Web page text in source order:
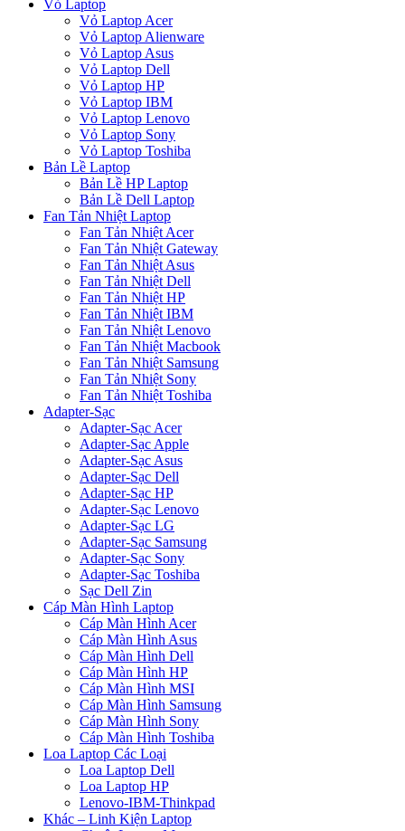
Vỏ Laptop
Vỏ Laptop Acer
Vỏ Laptop Alienware
Vỏ Laptop Asus
Vỏ Laptop Dell
Vỏ Laptop HP
Vỏ Laptop IBM
Vỏ Laptop Lenovo
Vỏ Laptop Sony
Vỏ Laptop Toshiba
Bản Lề Laptop
Bản Lề HP Laptop
Bản Lề Dell Laptop
Fan Tản Nhiệt Laptop
Fan Tản Nhiệt Acer
Fan Tản Nhiệt Gateway
Fan Tản Nhiệt Asus
Fan Tản Nhiệt Dell
Fan Tản Nhiệt HP
Fan Tản Nhiệt IBM
Fan Tản Nhiệt Lenovo
Fan Tản Nhiệt Macbook
Fan Tản Nhiệt Samsung
Fan Tản Nhiệt Sony
Fan Tản Nhiệt Toshiba
Adapter-Sạc
Adapter-Sạc Acer
Adapter-Sạc Apple
Adapter-Sạc Asus
Adapter-Sạc Dell
Adapter-Sạc HP
Adapter-Sạc Lenovo
Adapter-Sạc LG
Adapter-Sạc Samsung
Adapter-Sạc Sony
Adapter-Sạc Toshiba
Sạc Dell Zin
Cáp Màn Hình Laptop
Cáp Màn Hình Acer
Cáp Màn Hình Asus
Cáp Màn Hình Dell
Cáp Màn Hình HP
Cáp Màn Hình MSI
Cáp Màn Hình Samsung
Cáp Màn Hình Sony
Cáp Màn Hình Toshiba
Loa Laptop Các Loại
Loa Laptop Dell
Loa Laptop HP
Lenovo-IBM-Thinkpad
Khác – Linh Kiện Laptop